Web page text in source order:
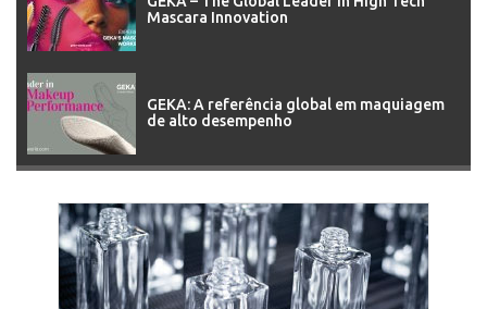
Mascara Innovation
GEKA: A referência global em maquiagem
de alto desempenho